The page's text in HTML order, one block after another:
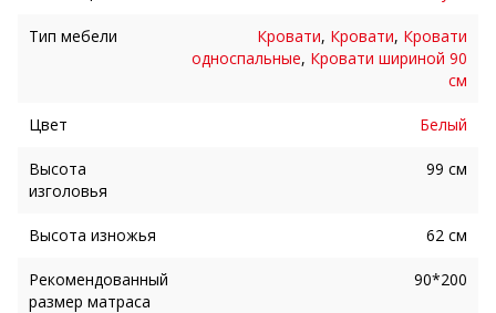
Тип мебели Кровати, Кровати, Кровати
односпальные, Кровати шириной 90
см
Цвет Белый
Высота
изголовья
99 см
Высота изножья 62 см
Рекомендованный
размер матраса
90*200